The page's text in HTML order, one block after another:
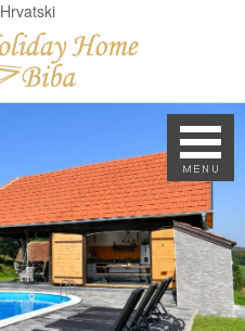
Hrvatski